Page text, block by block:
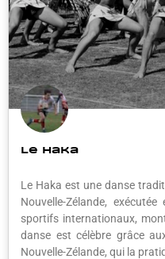
Le Haka
Le Haka est une danse
Nouvelle-Zélande,
sportifs internationaux,
danse est célèbre grâce
Nouvelle-Zélande, qui la